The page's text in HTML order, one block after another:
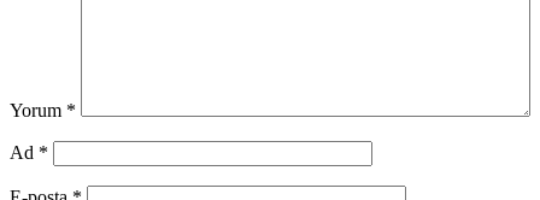
Yorum *
Ad *